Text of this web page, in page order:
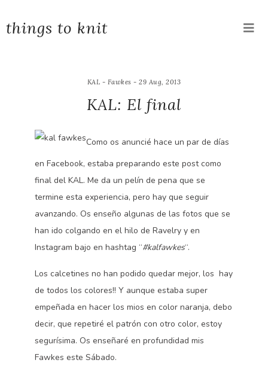
things to knit
KAL - Fawkes - 29 Aug, 2013
KAL: El final
Como os anuncié hace un par de días
en Facebook, estaba preparando este post como
final del KAL. Me da un pelín de pena que se
termine esta experiencia, pero hay que seguir
avanzando. Os enseño algunas de las fotos que se
han ido colgando en el hilo de Ravelry y en
Instagram bajo en hashtag “#kalfawkes“.
Los calcetines no han podido quedar mejor, los hay
de todos los colores!! Y aunque estaba super
empeñada en hacer los mios en color naranja, debo
decir, que repetiré el patrón con otro color, estoy
segurísima. Os enseñaré en profundidad mis
Fawkes este Sábado.